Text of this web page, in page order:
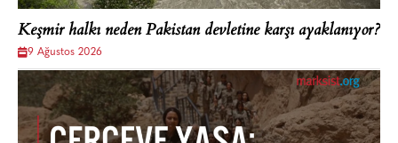
Keşmir halkı neden Pakistan devletine karşı ayaklanıyor?
9 Ağustos 2026